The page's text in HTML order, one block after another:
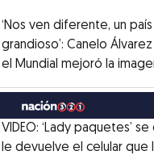
‘Nos ven diferente, un país
grandioso’: Canelo
el Mundial mejoró la
MéxicoOpens in new
VIDEO: ‘Lady paquetes’
le devuelve el celular que